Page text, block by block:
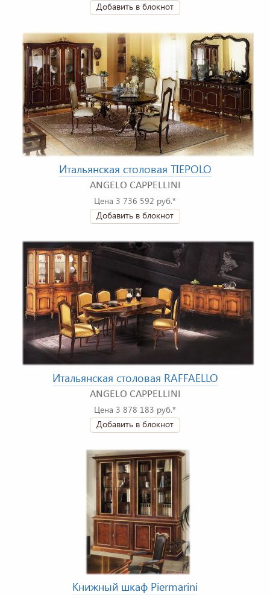
Добавить в блокнот
Итальянская столовая TIEPOLO
ANGELO CAPPELLINI
Цена 3 736 592 руб.*
Добавить в блокнот
Итальянская столовая RAFFAELLO
ANGELO CAPPELLINI
Цена 3 878 183 руб.*
Добавить в блокнот
Книжный шкаф Piermarini